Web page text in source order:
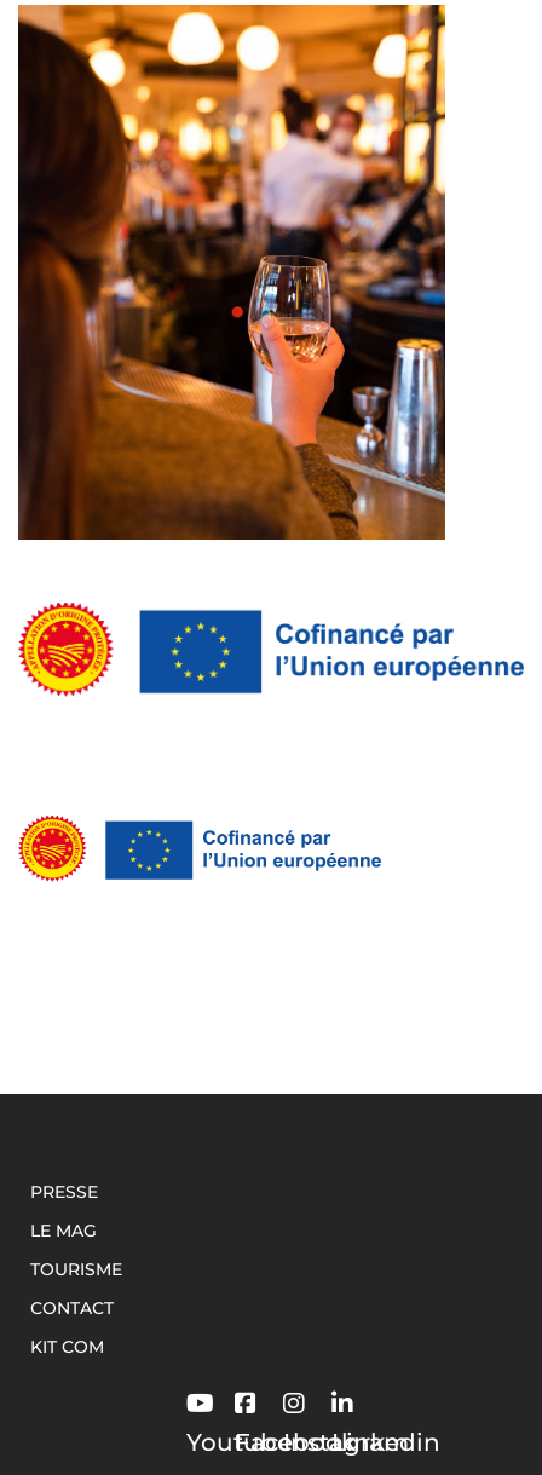
PRESSE
LE MAG
TOURISME
CONTACT
KIT COM
Youtube
Facebook
Instagram
Linkedin